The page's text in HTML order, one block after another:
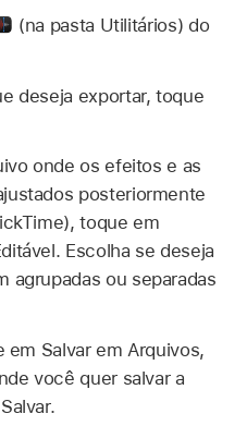
(na pasta Utilitários) do
deseja exportar, toque
onde os efeitos e as
posteriormente
toque em
Escolha se deseja
agrupadas ou separadas
em Salvar em Arquivos,
você quer salvar a